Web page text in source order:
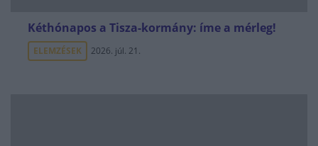
Kéthónapos a Tisza-kormány: íme a mérleg!
ELEMZÉSEK 2026. júl. 21.